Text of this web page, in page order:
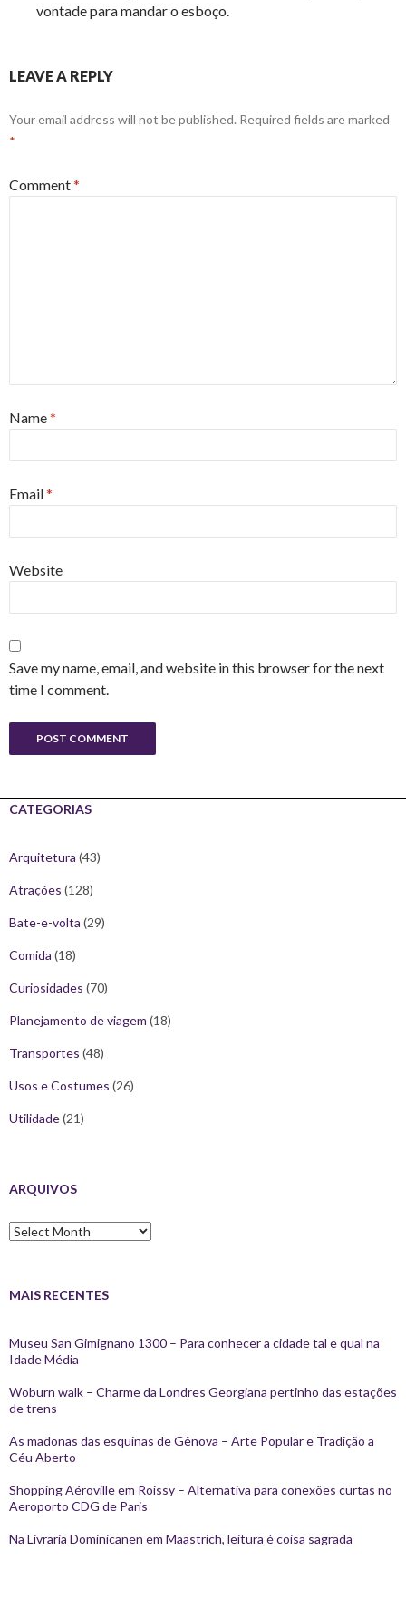
vontade para mandar o esboço.
LEAVE A REPLY
Your email address will not be published. Required fields are marked
*
Comment*
Name*
Email*
Website
Save my name, email, and website in this browser for the next
time I comment.
CATEGORIAS
Arquitetura (43)
Atrações (128)
Bate-e-volta (29)
Comida (18)
Curiosidades (70)
Planejamento de viagem (18)
Transportes (48)
Usos e Costumes (26)
Utilidade(21)
ARQUIVOS
Arquivos
MAIS RECENTES
Museu San Gimignano 1300 – Para conhecer a cidade tal e qual na
Idade Média
Woburn walk – Charme da Londres Georgiana pertinho das estações
de trens
As madonas das esquinas de Gênova – Arte Popular e Tradição a
Céu Aberto
Shopping Aéroville em Roissy – Alternativa para conexões curtas no
Aeroporto CDG de Paris
Na Livraria Dominicanen em Maastrich, leitura é coisa sagrada